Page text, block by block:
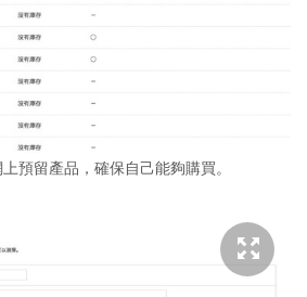
預留產品，確保自己能夠購買。